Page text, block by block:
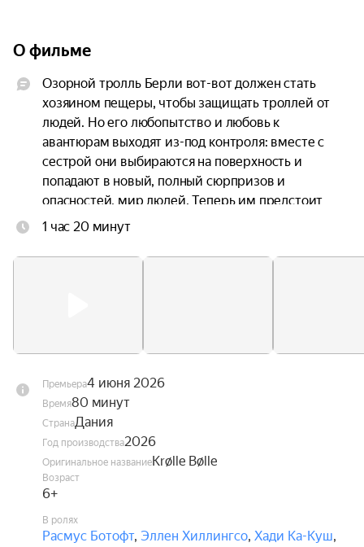
О фильме
Озорной тролль Берли вот-вот должен стать
хозяином пещеры, чтобы защищать троллей от
людей. Но его любопытство и любовь к
авантюрам выходят из-под контроля: вместе с
сестрой они выбираются на поверхность и
попадают в новый, полный сюрпризов и
опасностей, мир людей. Теперь им предстоит
непростая задача — найти дорогу домой.
1 час 20 минут
Премьера4 июня 2026
Время80 минут
СтранаДания
Год производства2026
Оригинальное названиеKrølle Bølle
Возраст
6+
В ролях
Расмус Ботофт, Эллен Хиллингсо, Хади Ка-Куш,